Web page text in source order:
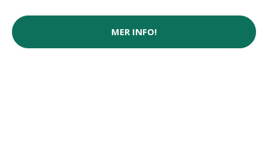
MER INFO!